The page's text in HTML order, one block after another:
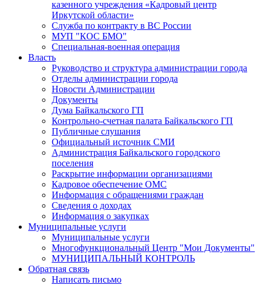
казенного учреждения «Кадровый центр
Иркутской области»
Служба по контракту в ВС России
МУП "КОС БМО"
Специальная-военная операция
Власть
Руководство и структура администрации города
Отделы администрации города
Новости Администрации
Документы
Дума Байкальского ГП
Контрольно-счетная палата Байкальского ГП
Публичные слушания
Официальный источник СМИ
Администрация Байкальского городского
поселения
Раскрытие информации организациями
Кадровое обеспечение ОМС
Информация с обращениями граждан
Сведения о доходах
Информация о закупках
Муниципальные услуги
Муниципальные услуги
Многофункциональный Центр "Мои Документы"
МУНИЦИПАЛЬНЫЙ КОНТРОЛЬ
Обратная связь
Написать письмо